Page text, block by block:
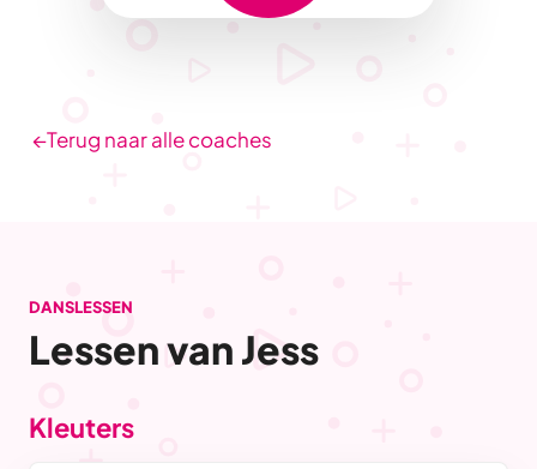
←Terug naar alle coaches
DANSLESSEN
Lessen van Jess
Kleuters